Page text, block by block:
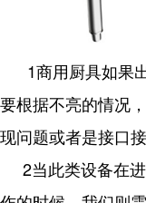
1商用厨具如果
要根据不亮的情况
现问题或者是接口
2当此类设备在进